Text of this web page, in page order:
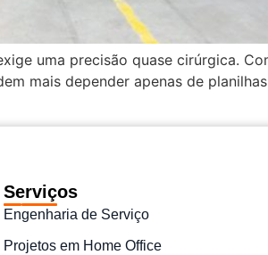
uma precisão quase cirúrgica.
mais depender apenas de
Serviços
Engenharia de Serviço
Projetos em Home Office